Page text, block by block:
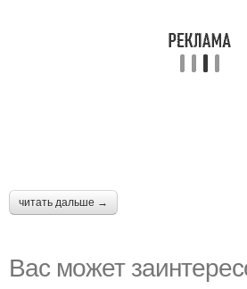
читать дальше →
Вас может